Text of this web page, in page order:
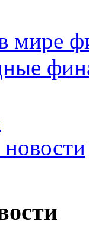
мире